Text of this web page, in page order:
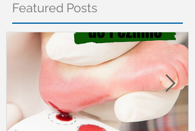
Featured Posts